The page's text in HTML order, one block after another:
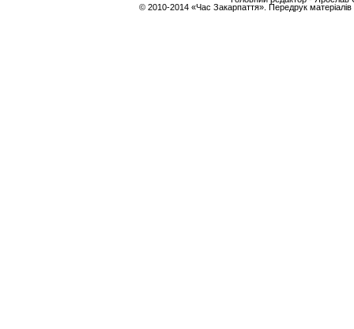
© 2010-2014 «Час Закарпаття». Передрук